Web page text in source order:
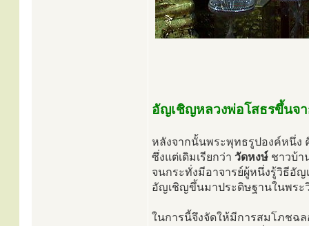
อัญเชิญหลวงพ่อโสธรขึ้นจ
หลังจากนั้นพระพุทธรูปองค์หนึ่ง
ซึ่งแต่เดิมเรียกว่า วัดหงษ์ ชาวบ้า
จนกระทั่งมีอาจารย์ผู้หนึ่งรู้วิธีอั
อัญเชิญขึ้นมาประดิษฐานในพระ
ในการนี้จึงจัดให้มีการสมโภชฉ